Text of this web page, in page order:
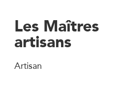
Les Maîtres
artisans
Artisan